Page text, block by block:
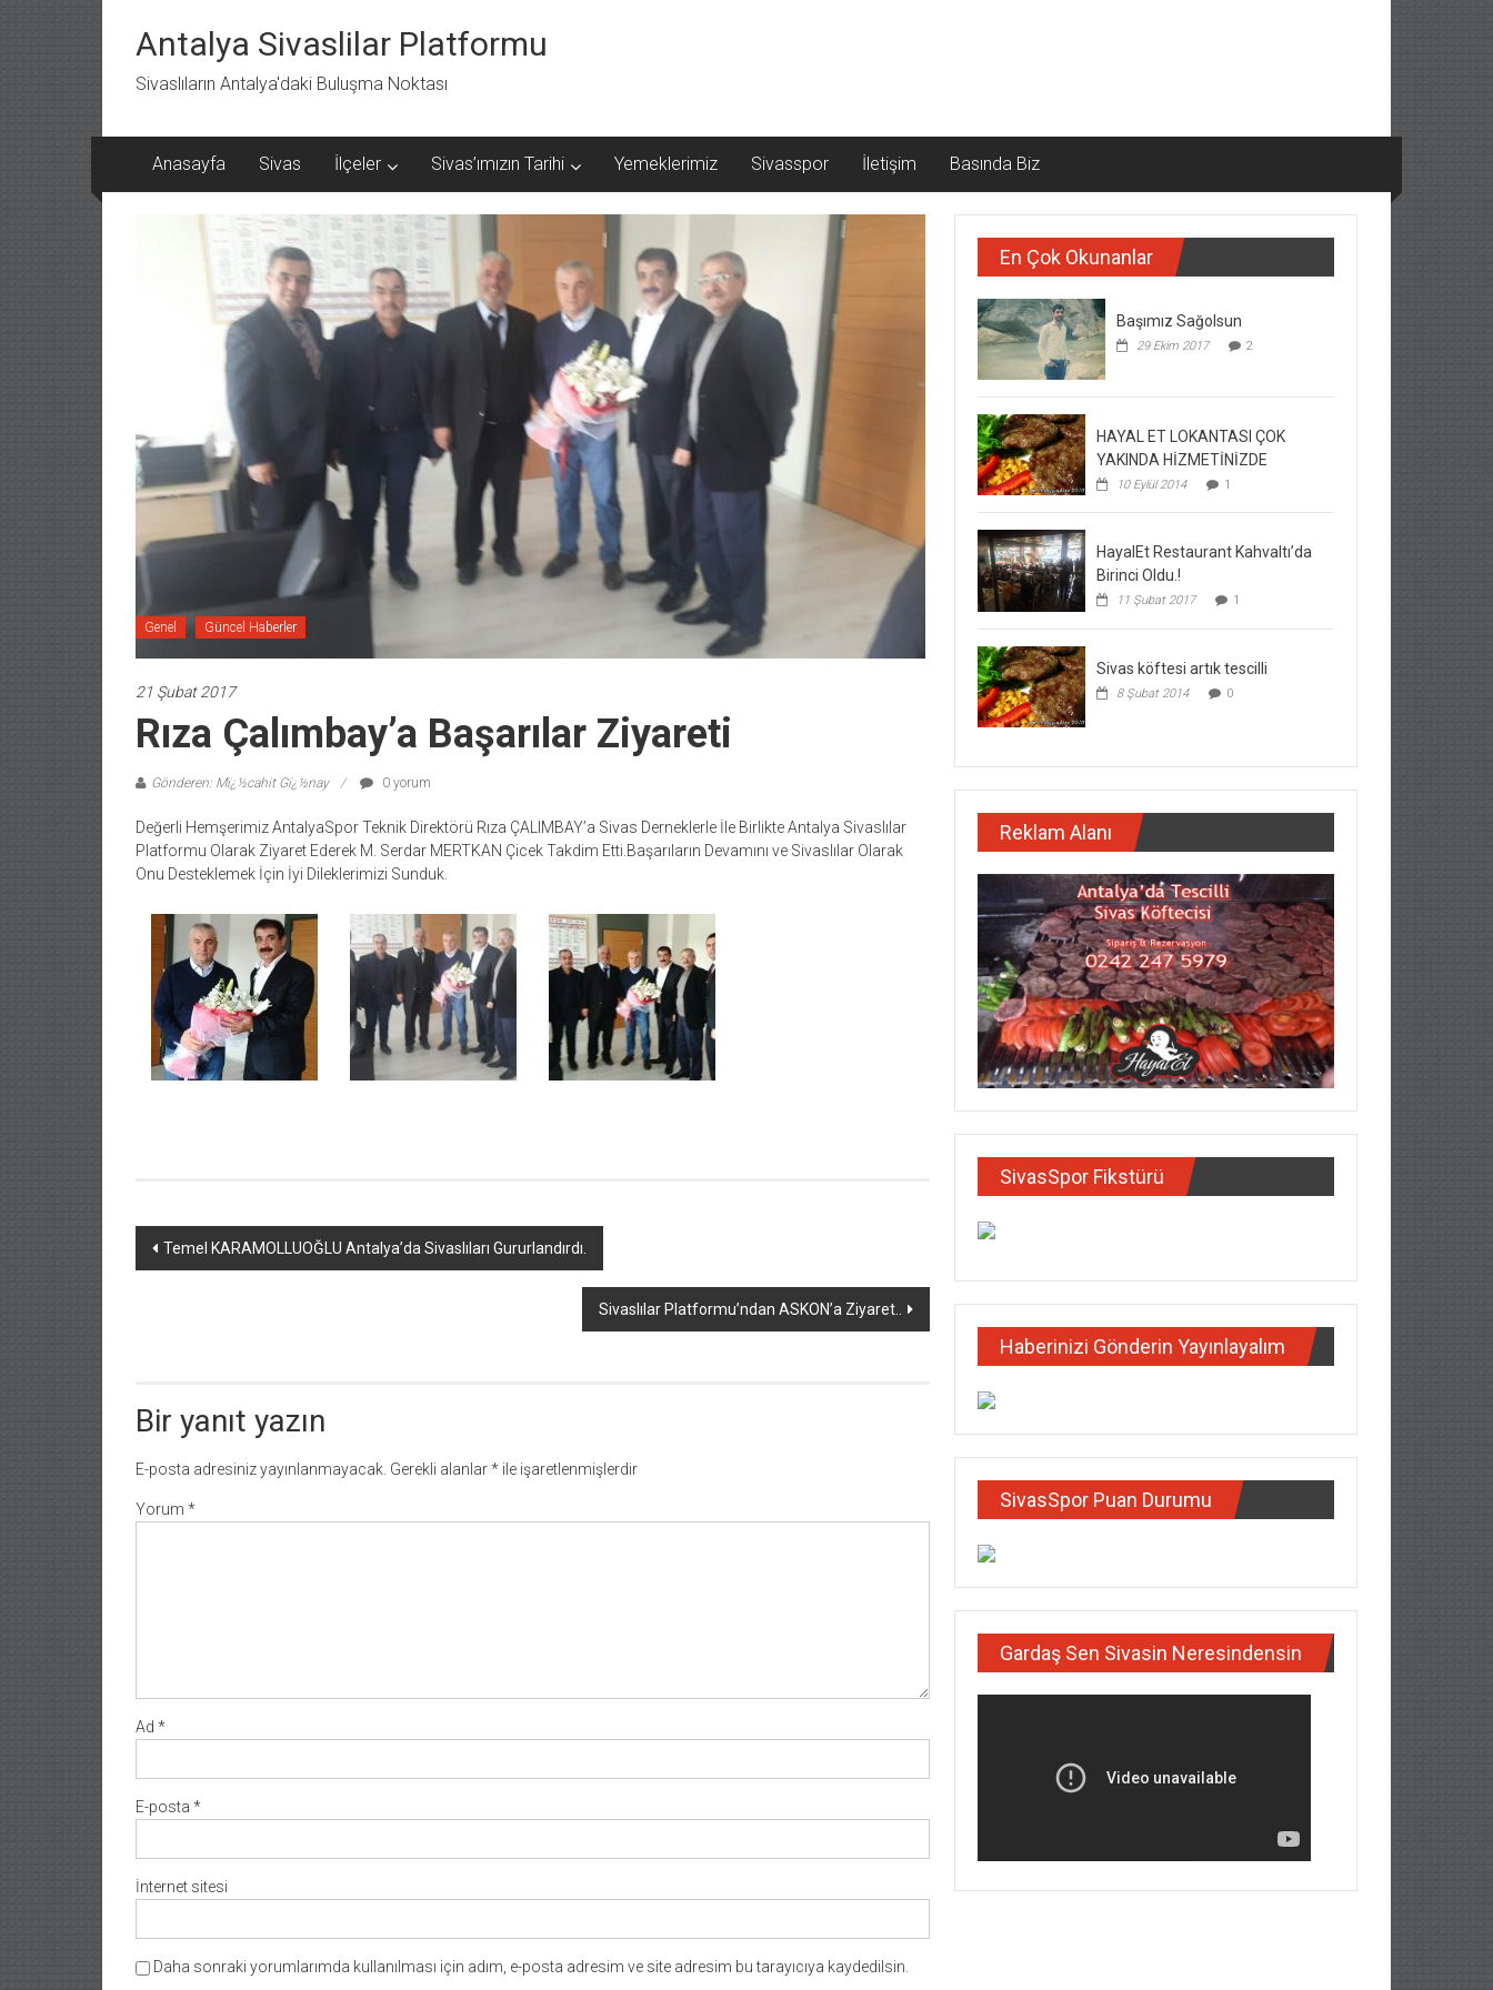
Antalya Sivaslilar Platformu
Sivaslıların Antalya'daki Buluşma Noktası
Anasayfa Sivas İlçeler Sivas’ımızın Tarihi Yemeklerimiz Sivasspor İletişim Basında Biz
Genel Güncel Haberler
21 Şubat 2017
Rıza Çalımbay’a Başarılar Ziyareti
Gönderen: Mï¿½cahit Gï¿½nay 0 yorum
Değerli Hemşerimiz AntalyaSpor Teknik Direktörü Rıza ÇALIMBAY’a Sivas Derneklerle İle Birlikte Antalya Sivaslılar
Platformu Olarak Ziyaret Ederek M. Serdar MERTKAN Çicek Takdim Etti.Başarıların Devamını ve Sivaslılar Olarak
Onu Desteklemek İçin İyi Dileklerimizi Sunduk.
Yazı
Temel KARAMOLLUOĞLU Antalya’da Sivaslıları Gururlandırdı.
Sivaslılar Platformu’ndan ASKON’a Ziyaret..
Bir yanıt yazın
E-posta adresiniz yayınlanmayacak. Gerekli alanlar* ile işaretlenmişlerdir
Yorum *
Ad *
E-posta *
İnternet sitesi
Daha sonraki yorumlarımda kullanılması için adım, e-posta adresim ve site adresim bu tarayıcıya kaydedilsin.
En Çok Okunanlar
Başımız Sağolsun
29 Ekim 2017 2
HAYAL ET LOKANTASI ÇOK
YAKINDA HİZMETİNİZDE
10 Eylül 2014 1
HayalEt Restaurant Kahvaltı’da
Birinci Oldu.!
11 Şubat 2017 1
Sivas köftesi artık tescilli
8 Şubat 2014 0
Reklam Alanı
SivasSpor Fikstürü
Haberinizi Gönderin Yayınlayalım
SivasSpor Puan Durumu
Gardaş Sen Sivasin Neresindensin